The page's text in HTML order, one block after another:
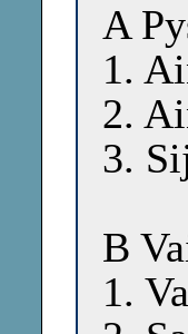
A
1.
2.
3.
B
1.